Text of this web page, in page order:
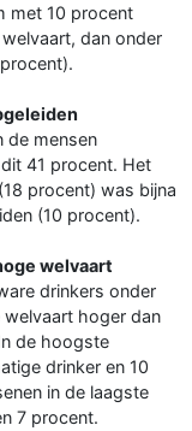
met 10 procent
dan onder
de mensen
41 procent. Het
procent) was bijna
(10 procent).
welvaart
drinkers onder
hoger dan
de hoogste
drinker en 10
in de laagste
7 procent.